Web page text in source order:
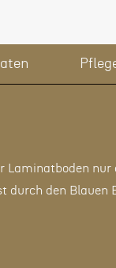
Laminatboden
durch den